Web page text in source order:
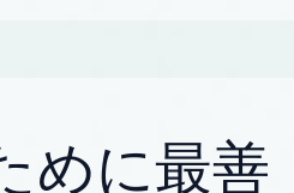
めに最善